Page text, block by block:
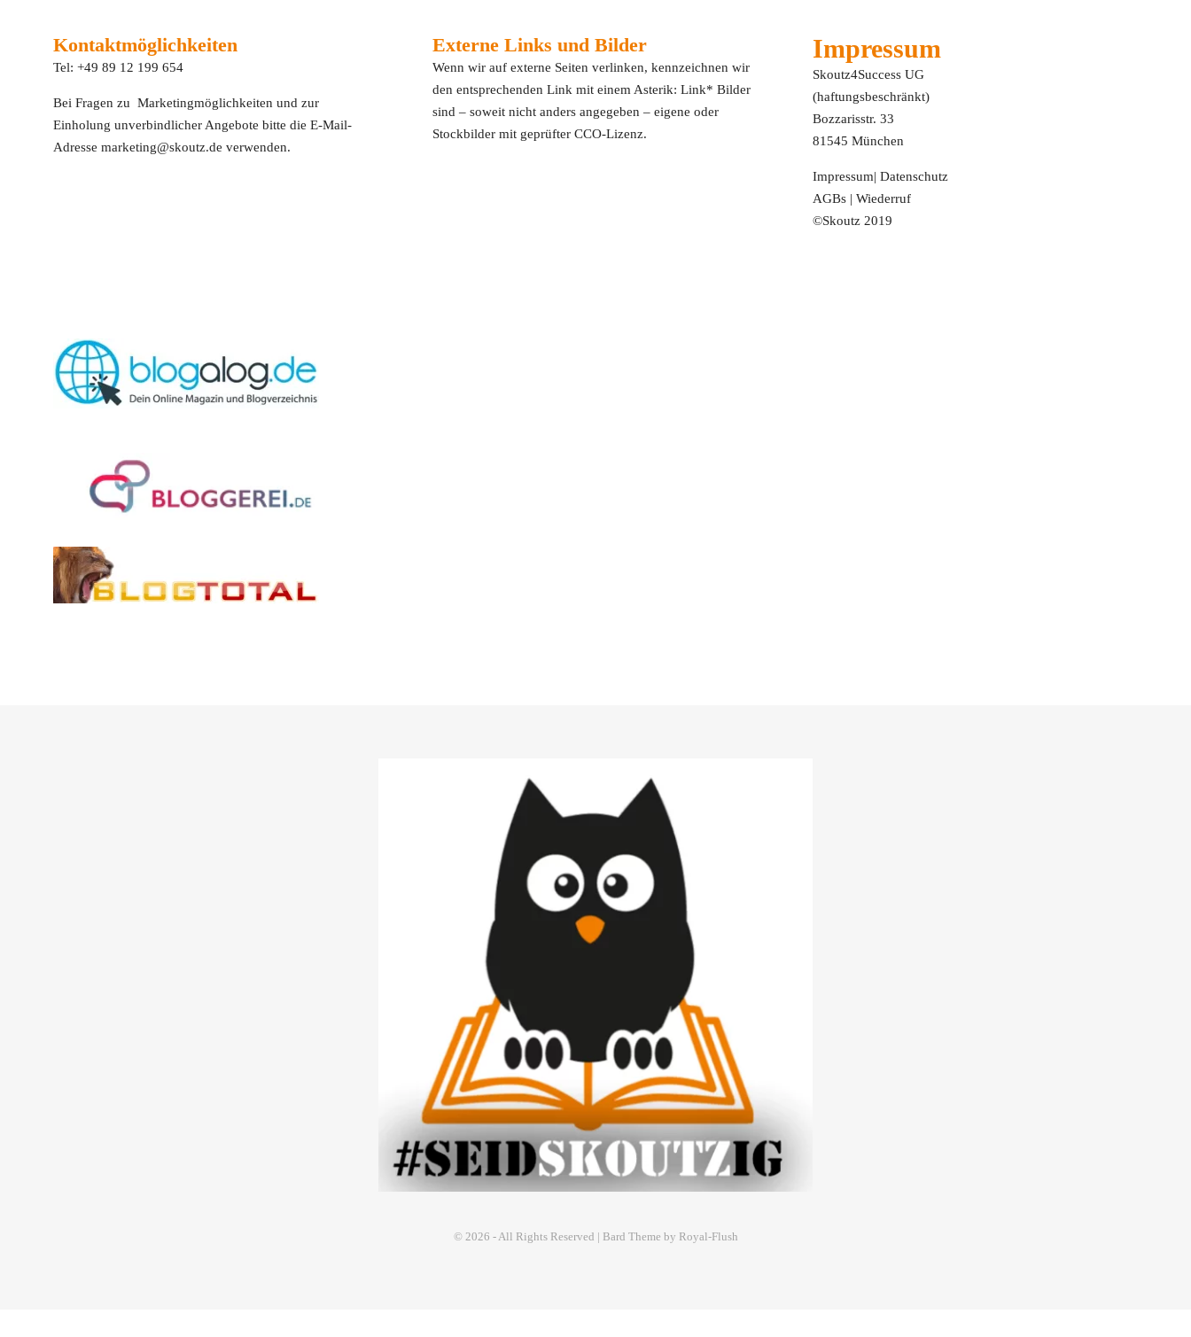
Kontaktmöglichkeiten
Tel: +49 89 12 199 654
Bei Fragen zu Marketingmöglichkeiten und zur
Einholung unverbindlicher Angebote bitte die E-Mail-
Adresse marketing@skoutz.de verwenden.
Externe Links und Bilder
Wenn wir auf externe Seiten verlinken, kennzeichnen wir
den entsprechenden Link mit einem Asterik: Link* Bilder
sind – soweit nicht anders angegeben – eigene oder
Stockbilder mit geprüfter CCO-Lizenz.
Impressum
Skoutz4Success UG
(haftungsbeschränkt)
Bozzarisstr. 33
81545 München
Impressum| Datenschutz
AGBs| Wiederruf
©Skoutz 2019
© 2026 - All Rights Reserved | Bard Theme by Royal-Flush